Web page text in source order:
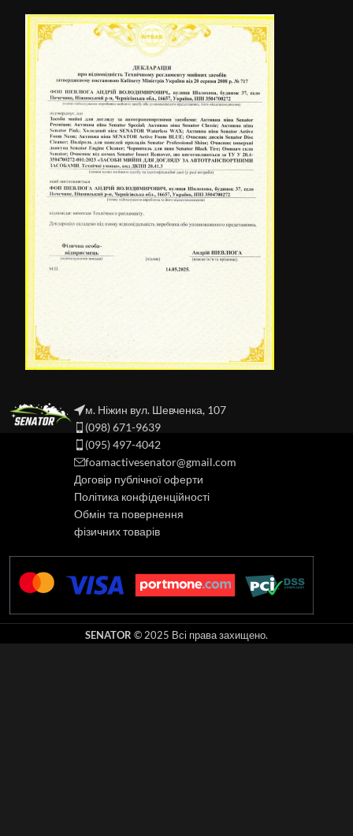
м. Ніжин вул. Шевченка, 107
(098) 671-9639
(095) 497-4042
foamactivesenator@gmail.com
Договір публічної оферти
Політика конфіденційності
Обмін та повернення
фізичних товарів
SENATOR © 2025 Всі права захищено.